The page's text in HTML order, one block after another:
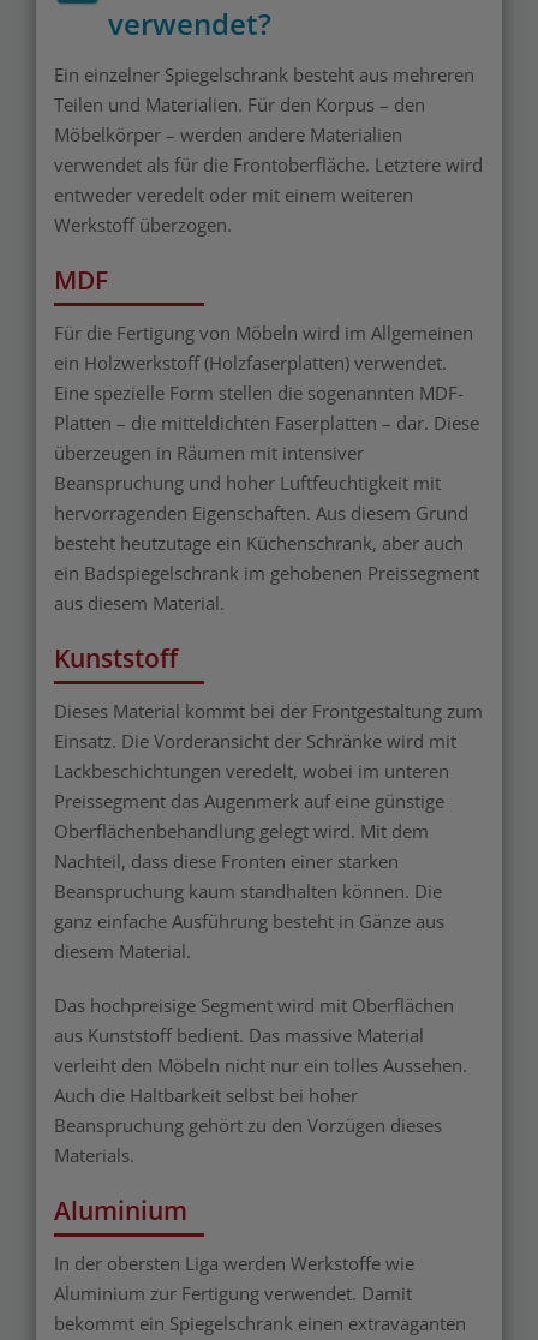
verwendet?
Ein einzelner Spiegelschrank besteht aus mehreren
Teilen und Materialien. Für den Korpus – den
Möbelkörper – werden andere Materialien
verwendet als für die Frontoberfläche. Letztere wird
entweder veredelt oder mit einem weiteren
Werkstoff überzogen.
MDF
Für die Fertigung von Möbeln wird im Allgemeinen
ein Holzwerkstoff (Holzfaserplatten) verwendet.
Eine spezielle Form stellen die sogenannten MDF-
Platten – die mitteldichten Faserplatten – dar. Diese
überzeugen in Räumen mit intensiver
Beanspruchung und hoher Luftfeuchtigkeit mit
hervorragenden Eigenschaften. Aus diesem Grund
besteht heutzutage ein Küchenschrank, aber auch
ein Badspiegelschrank im gehobenen Preissegment
aus diesem Material.
Kunststoff
Dieses Material kommt bei der Frontgestaltung zum
Einsatz. Die Vorderansicht der Schränke wird mit
Lackbeschichtungen veredelt, wobei im unteren
Preissegment das Augenmerk auf eine günstige
Oberflächenbehandlung gelegt wird. Mit dem
Nachteil, dass diese Fronten einer starken
Beanspruchung kaum standhalten können. Die
ganz einfache Ausführung besteht in Gänze aus
diesem Material.
Das hochpreisige Segment wird mit Oberflächen
aus Kunststoff bedient. Das massive Material
verleiht den Möbeln nicht nur ein tolles Aussehen.
Auch die Haltbarkeit selbst bei hoher
Beanspruchung gehört zu den Vorzügen dieses
Materials.
Aluminium
In der obersten Liga werden Werkstoffe wie
Aluminium zur Fertigung verwendet. Damit
bekommt ein Spiegelschrank einen extravaganten